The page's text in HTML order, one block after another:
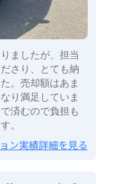
ましたが、担当
さり、とても納
。売却額はあま
り満足していま
済むので負担も
。
ン実績詳細を見る